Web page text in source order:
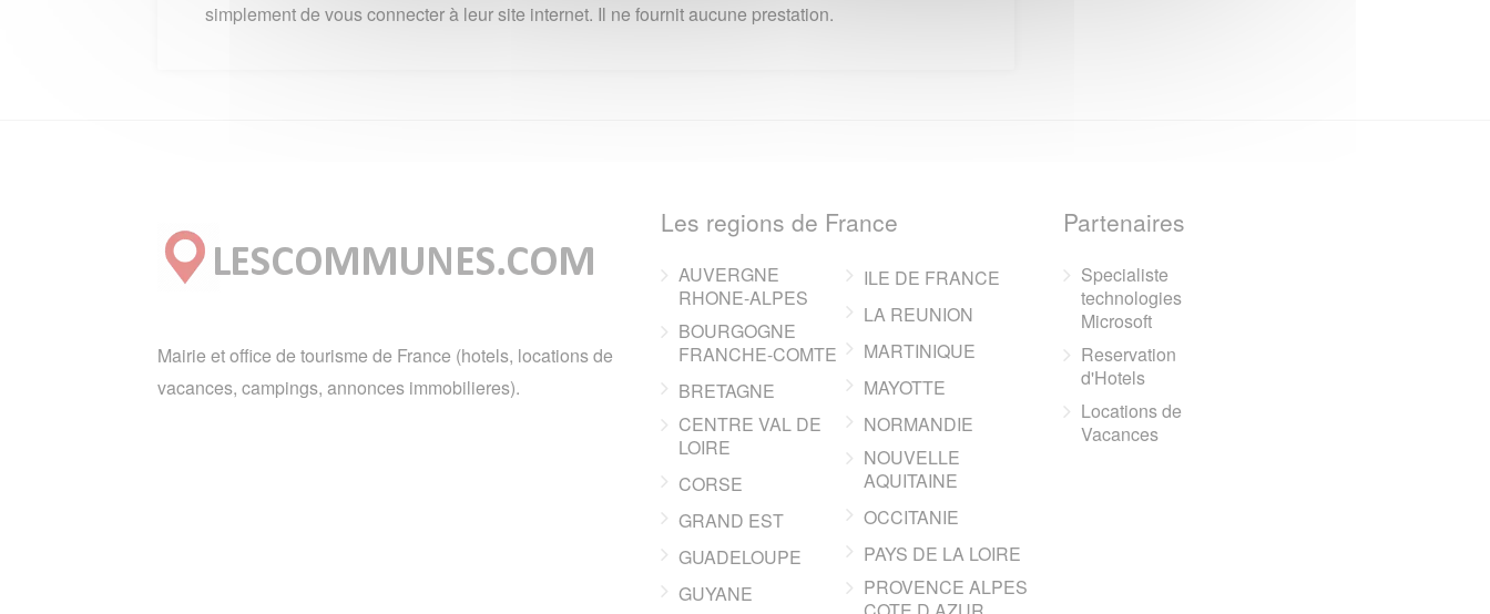
simplement de vous connecter à leur site internet. Il ne fournit aucune prestation.
Mairie et office de tourisme de France (hotels, locations de
vacances, campings, annonces immobilieres).
Les regions de France
AUVERGNE
RHONE-ALPES
BOURGOGNE
FRANCHE-COMTE
BRETAGNE
CENTRE VAL DE
LOIRE
CORSE
GRAND EST
GUADELOUPE
GUYANE
ILE DE FRANCE
LA REUNION
MARTINIQUE
MAYOTTE
NORMANDIE
NOUVELLE
AQUITAINE
OCCITANIE
PAYS DE LA LOIRE
PROVENCE ALPES
Partenaires
Specialiste
technologies
Microsoft
Reservation
d'Hotels
Locations de
Vacances